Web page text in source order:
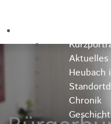
Aktuelles
Heubach
Chronik